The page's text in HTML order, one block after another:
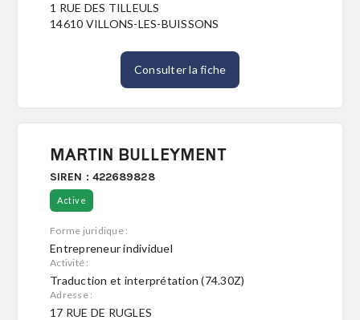
1 RUE DES TILLEULS
14610 VILLONS-LES-BUISSONS
Consulter la fiche
MARTIN BULLEYMENT
SIREN : 422689828
Active
Forme juridique :
Entrepreneur individuel
Activité :
Traduction et interprétation (74.30Z)
Adresse :
17 RUE DE RUGLES